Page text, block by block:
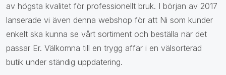
av högsta kvalitet för professionellt bruk. I början av 2017
lanserade vi även denna webshop för att Ni som kunder
enkelt ska kunna se vårt sortiment och beställa när det
passar Er. Välkomna till en trygg affär i en välsorterad
butik under ständig uppdatering.